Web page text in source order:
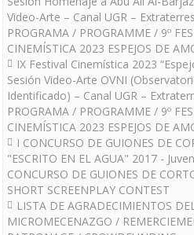
Video-Arte – Canal UGR –
PROGRAMA / PROGRAMME / 9º
CINEMÍSTICA 2023 ESPEJOS DE
IX Festival Cinemística 2023
Sesión Video-Arte OVNI
Identificado) – Canal UGR –
PROGRAMA / PROGRAMME / 9º
CINEMÍSTICA 2023 ESPEJOS DE
I CONCURSO DE GUIONES DE
"ESCRITO EN EL AGUA" 2017 -
CONCURSO DE GUIONES DE
SHORT SCREENPLAY CONTEST
LISTA DE AGRADECIMIENTOS
MICROMECENAZGO /